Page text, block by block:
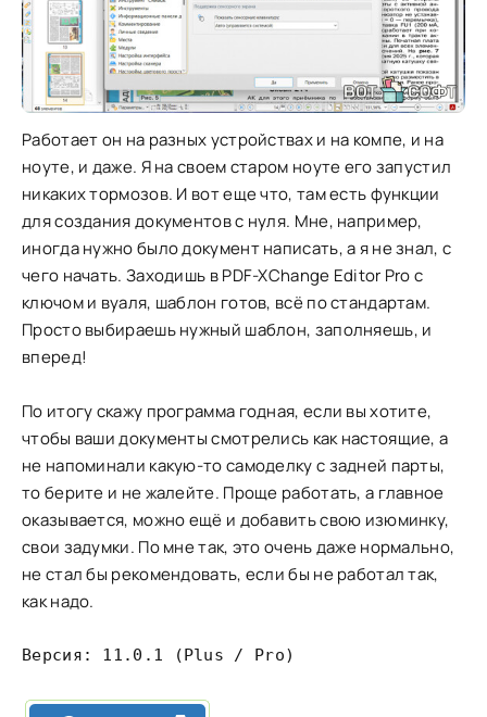
Работает он на разных устройствах и на компе, и на
ноуте, и даже. Я на своем старом ноуте его запустил
никаких тормозов. И вот еще что, там есть функции
для создания документов с нуля. Мне, например,
иногда нужно было документ написать, а я не знал, с
чего начать. Заходишь в PDF-XChange Editor Pro с
ключом и вуаля, шаблон готов, всё по стандартам.
Просто выбираешь нужный шаблон, заполняешь, и
вперед!
По итогу скажу программа годная, если вы хотите,
чтобы ваши документы смотрелись как настоящие, а
не напоминали какую-то самоделку с задней парты,
то берите и не жалейте. Проще работать, а главное
оказывается, можно ещё и добавить свою изюминку,
свои задумки. По мне так, это очень даже нормально,
не стал бы рекомендовать, если бы не работал так,
как надо.
Версия: 11.0.1 (Plus / Pro)